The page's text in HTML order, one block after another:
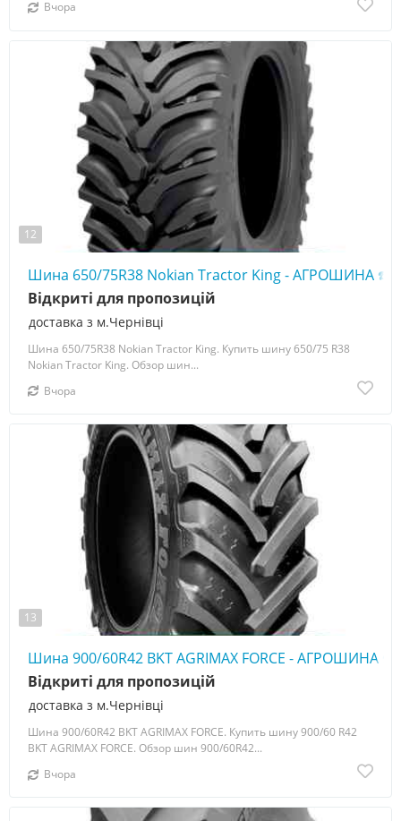
Вчора
12
Шина 650/75R38 Nokian Tractor King - АГРОШИНА ☎️
доставка з м.Чернівці
Відкриті для пропозицій
Шина 650/75R38 Nokian Tractor King. Купить шину 650/75 R38
Nokian Tractor King. Обзор шин...
Вчора
13
Шина 900/60R42 BKT AGRIMAX FORCE - АГРОШИНА ☎️
доставка з м.Чернівці
Відкриті для пропозицій
Шина 900/60R42 BKT AGRIMAX FORCE. Купить шину 900/60 R42
BKT AGRIMAX FORCE. Обзор шин 900/60R42...
Вчора